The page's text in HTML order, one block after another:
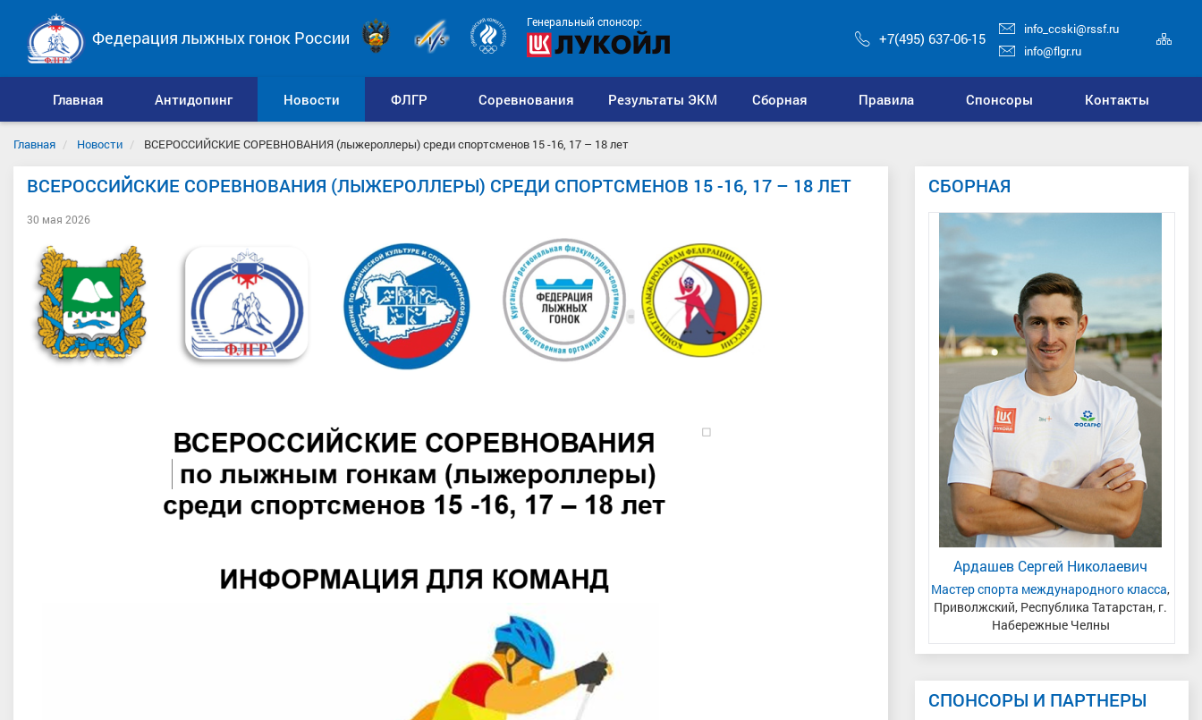
Генеральный спонсор:
Федерация лыжных гонок России +7(495) 637-06-15
info_ccski@rssf.ru
info@flgr.ru
Главная Антидопинг Новости ФЛГР Соревнования Результаты ЭКМ Сборная Правила Спонсоры Контакты
Главная Новости ВСЕРОССИЙСКИЕ СОРЕВНОВАНИЯ (лыжероллеры) среди спортсменов 15 -16, 17 – 18 лет
ВСЕРОССИЙСКИЕ СОРЕВНОВАНИЯ (ЛЫЖЕРОЛЛЕРЫ) СРЕДИ СПОРТСМЕНОВ 15 -16, 17 – 18 ЛЕТ
30 мая 2026
СБОРНАЯ
Крупицкая Евгения Юрьевна
МС, Северо-Западный, г. Санкт-Петербург
Кочегаров Кирилл Александрович
Мастер спорта, Тюменская область
Ардашев Сергей Николаевич
Мастер спорта международного класса,
Приволжский, Республика Татарстан, г.
Набережные Челны
СПОНСОРЫ И ПАРТНЕРЫ